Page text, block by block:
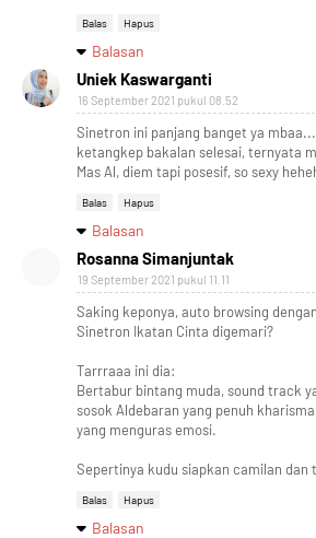
Balas Hapus
Balasan
Uniek Kaswarganti
16 September 2021 pukul 08.52
Sinetron ini panjang banget ya
ketangkep bakalan selesai, ternyata
Mas Al, diem tapi posesif, so sexy
Balas Hapus
Balasan
Rosanna Simanjuntak
19 September 2021 pukul 11.11
Saking keponya, auto browsing
Sinetron Ikatan Cinta digemari?
Tarrraaa ini dia:
Bertabur bintang muda, sound track
sosok Aldebaran yang penuh
yang menguras emosi.
Sepertinya kudu siapkan camilan dan
Balas Hapus
Balasan